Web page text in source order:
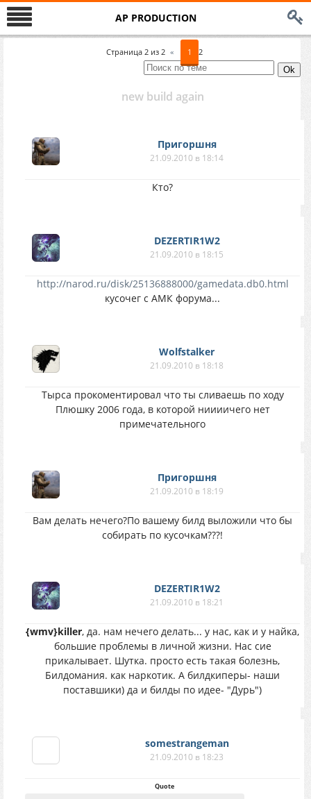
AP PRODUCTION
Страница 2 из 2 « 1 2
new build again
Пригоршня
21.09.2010 в 18:14
Кто?
DEZERTIR1W2
21.09.2010 в 18:15
http://narod.ru/disk/25136888000/gamedata.db0.html
кусочег с АМК форума...
Wolfstalker
21.09.2010 в 18:18
Тырса прокоментировал что ты сливаешь по ходу
Плюшку 2006 года, в которой ниииичего нет
примечательного
Пригоршня
21.09.2010 в 18:19
Вам делать нечего?По вашему билд выложили что бы
собирать по кусочкам???!
DEZERTIR1W2
21.09.2010 в 18:21
{wmv}killer, да. нам нечего делать... у нас, как и у найка,
большие проблемы в личной жизни. Нас сие
прикалывает. Шутка. просто есть такая болезнь,
Билдомания. как наркотик. А билдкиперы- наши
поставшики) да и билды по идее- "Дурь")
somestrangeman
21.09.2010 в 18:23
Quote